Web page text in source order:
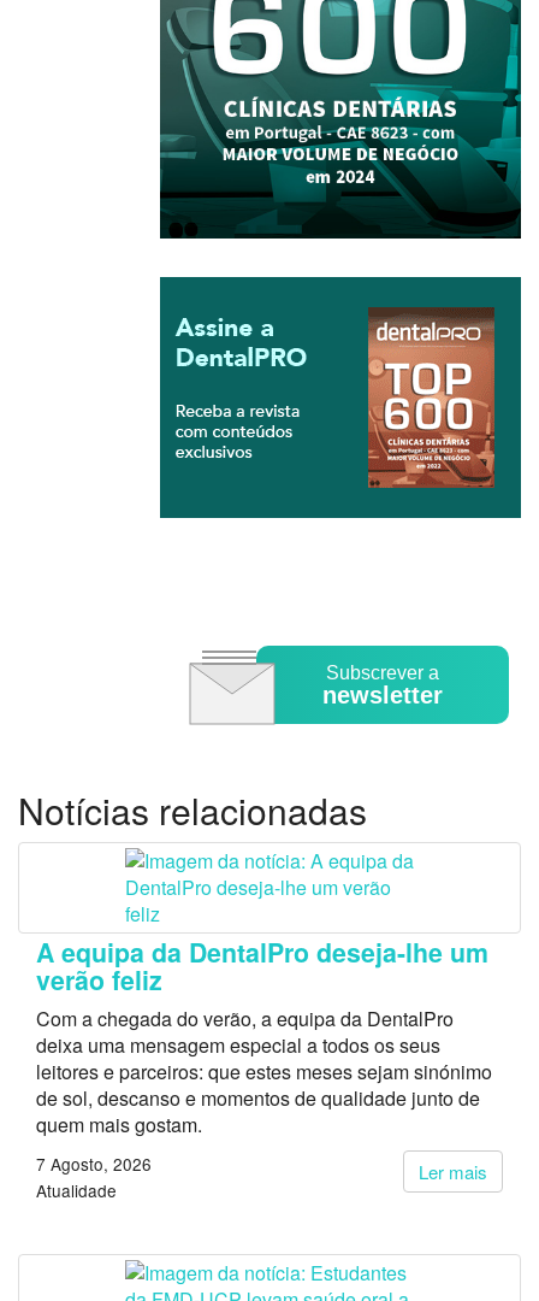
Subscrever a
newsletter
Notícias relacionadas
A equipa da DentalPro deseja-lhe um
verão feliz
Com a chegada do verão, a equipa da DentalPro
deixa uma mensagem especial a todos os seus
leitores e parceiros: que estes meses sejam sinónimo
de sol, descanso e momentos de qualidade junto de
quem mais gostam.
Ler mais
7 Agosto, 2026
Atualidade